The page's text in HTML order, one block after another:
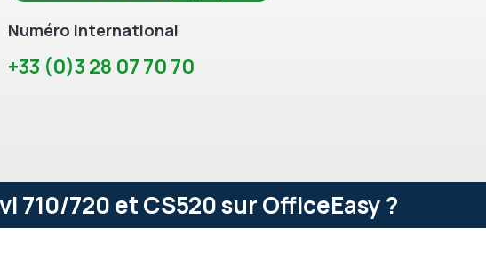
Numéro international
+33 (0)3 28 07 70 70
720 et CS520 sur OfficeEasy ?